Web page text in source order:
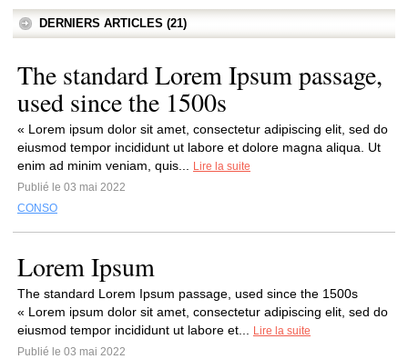
DERNIERS ARTICLES (21)
The standard Lorem Ipsum passage,
used since the 1500s
« Lorem ipsum dolor sit amet, consectetur adipiscing elit, sed do
eiusmod tempor incididunt ut labore et dolore magna aliqua. Ut
enim ad minim veniam, quis...
Lire la suite
Publié le 03 mai 2022
CONSO
Lorem Ipsum
The standard Lorem Ipsum passage, used since the 1500s
« Lorem ipsum dolor sit amet, consectetur adipiscing elit, sed do
eiusmod tempor incididunt ut labore et...
Lire la suite
Publié le 03 mai 2022